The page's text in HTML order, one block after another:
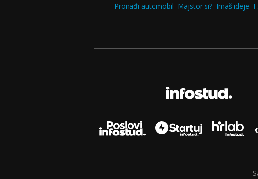
Pronađi automobil Majstor si? Imaš ideje